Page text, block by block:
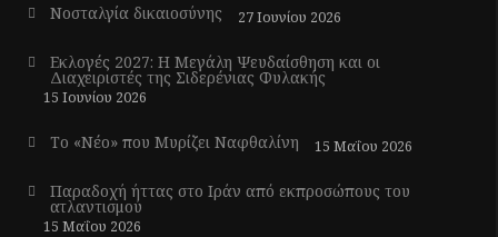
Νοσταλγία δικαιοσύνης 27 Ιουνίου 2026
Εκλογές 2027: Η Μεγάλη Ψευδαίσθηση και οι
Διαχειριστές της Σιδερένιας Φυλακής
15 Ιουνίου 2026
Το «Νέο» που Μυρίζει Ναφθαλίνη 15 Μαΐου 2026
Παραδοχή ήττας στο Ιράν από εκπροσώπους του
ατλαντισμού
15 Μαΐου 2026